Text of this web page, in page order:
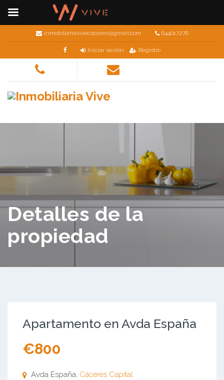
inmobiliariavivecaceres@gmail.com 644017276
Iniciar sesión Registro
Detalles de la
propiedad
Apartamento en Avda España
€800
Avda España, Cáceres Capital